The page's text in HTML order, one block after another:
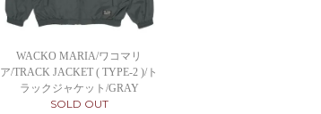
WACKO MARIA/ワコマリ
ア/TRACK JACKET ( TYPE-2 )/ト
ラックジャケット/GRAY
SOLD OUT